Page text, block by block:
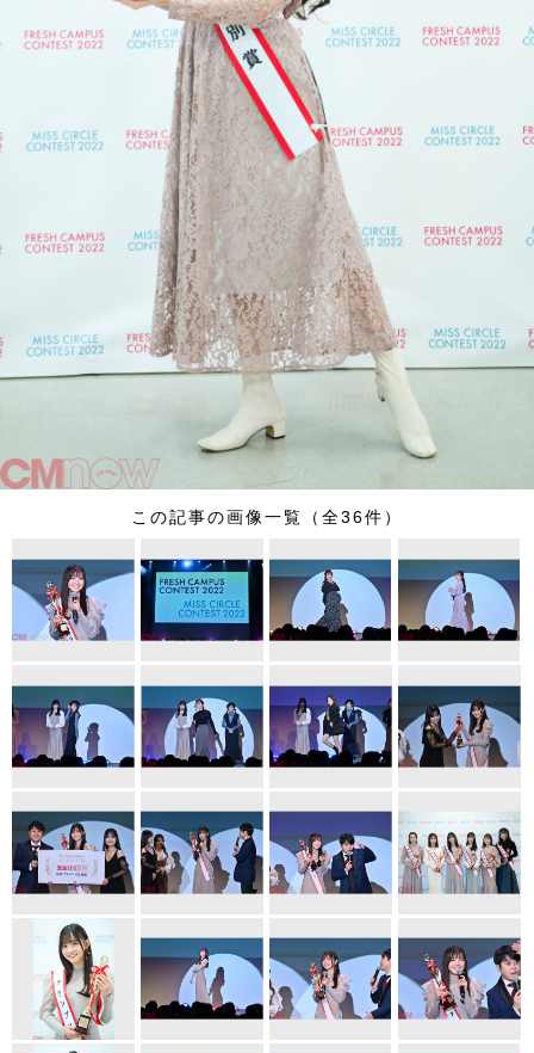
この記事の画像一覧（全36件）